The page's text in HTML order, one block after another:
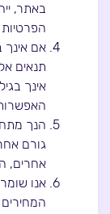
באתר,
אם אינך
תנאים
אינך
הנך
גורם
אחרים,
אנו